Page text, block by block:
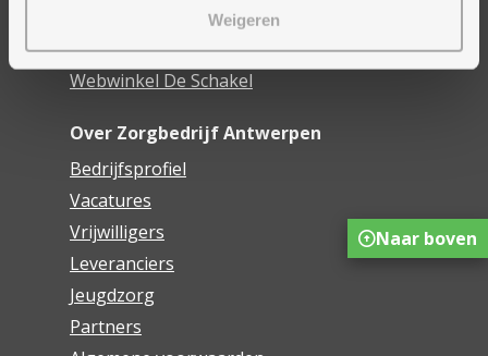
Weigeren
Onze innovaties
Mijn Boek
Webwinkel De Schakel
Over Zorgbedrijf Antwerpen
Bedrijfsprofiel
Vacatures
Vrijwilligers
Leveranciers
Jeugdzorg
Partners
Naar boven